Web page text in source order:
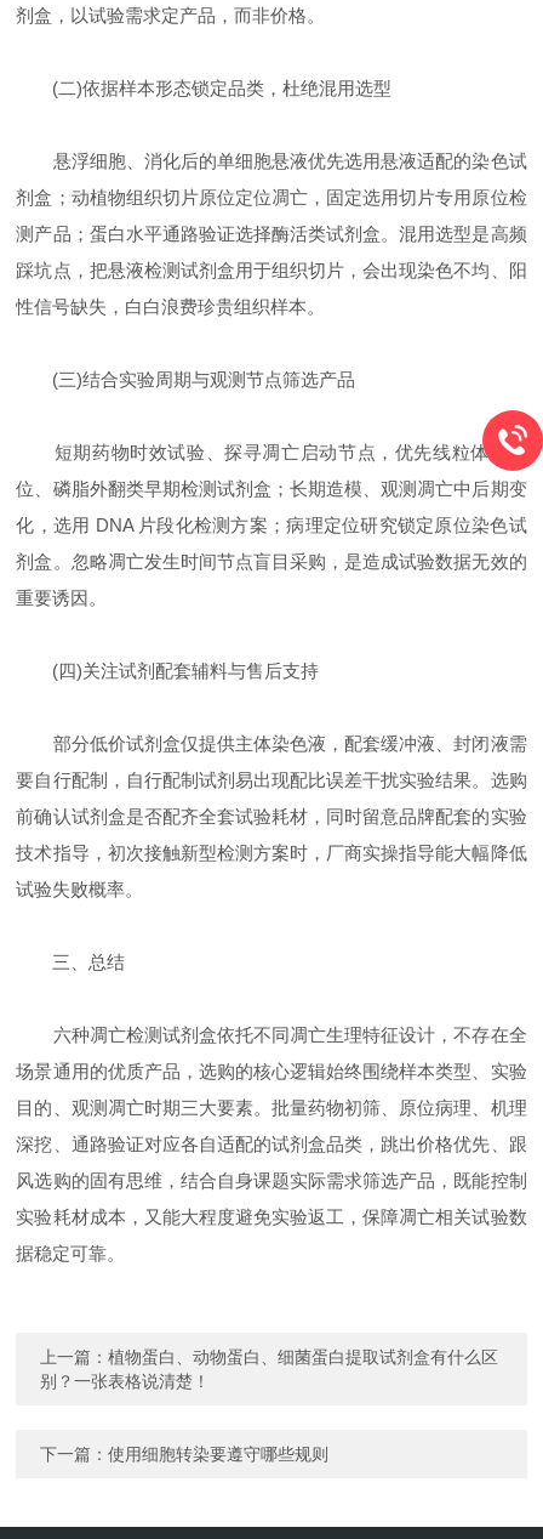
剂盒，以试验需求定产品，而非价格。
(二)依据样本形态锁定品类，杜绝混用选型
悬浮细胞、消化后的单细胞悬液优先选用悬液适配的染色试
剂盒；动植物组织切片原位定位凋亡，固定选用切片专用原位检
测产品；蛋白水平通路验证选择酶活类试剂盒。混用选型是高频
踩坑点，把悬液检测试剂盒用于组织切片，会出现染色不均、阳
性信号缺失，白白浪费珍贵组织样本。
(三)结合实验周期与观测节点筛选产品
短期药物时效试验、探寻凋亡启动节点，优先线粒体膜电
位、磷脂外翻类早期检测试剂盒；长期造模、观测凋亡中后期变
化，选用 DNA 片段化检测方案；病理定位研究锁定原位染色试
剂盒。忽略凋亡发生时间节点盲目采购，是造成试验数据无效的
重要诱因。
(四)关注试剂配套辅料与售后支持
部分低价试剂盒仅提供主体染色液，配套缓冲液、封闭液需
要自行配制，自行配制试剂易出现配比误差干扰实验结果。选购
前确认试剂盒是否配齐全套试验耗材，同时留意品牌配套的实验
技术指导，初次接触新型检测方案时，厂商实操指导能大幅降低
试验失败概率。
三、总结
六种凋亡检测试剂盒依托不同凋亡生理特征设计，不存在全
场景通用的优质产品，选购的核心逻辑始终围绕样本类型、实验
目的、观测凋亡时期三大要素。批量药物初筛、原位病理、机理
深挖、通路验证对应各自适配的试剂盒品类，跳出价格优先、跟
风选购的固有思维，结合自身课题实际需求筛选产品，既能控制
实验耗材成本，又能大程度避免实验返工，保障凋亡相关试验数
据稳定可靠。
上一篇：植物蛋白、动物蛋白、细菌蛋白提取试剂盒有什么区
别？一张表格说清楚！
下一篇：使用细胞转染要遵守哪些规则